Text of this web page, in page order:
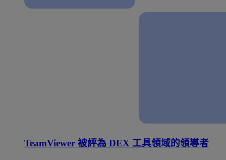
TeamViewer 被評為 DEX 工具領域的領導者